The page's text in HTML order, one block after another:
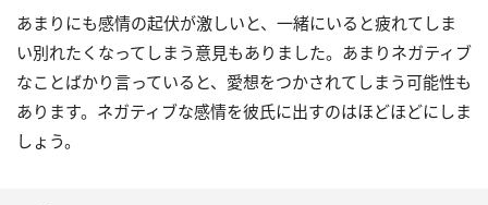
あまりにも感情の起伏が激しいと、一緒にいると疲れてしま
い別れたくなってしまう意見もありました。あまりネガティブ
なことばかり言っていると、愛想をつかされてしまう可能性も
あります。ネガティブな感情を彼氏に出すのはほどほどにしま
しょう。